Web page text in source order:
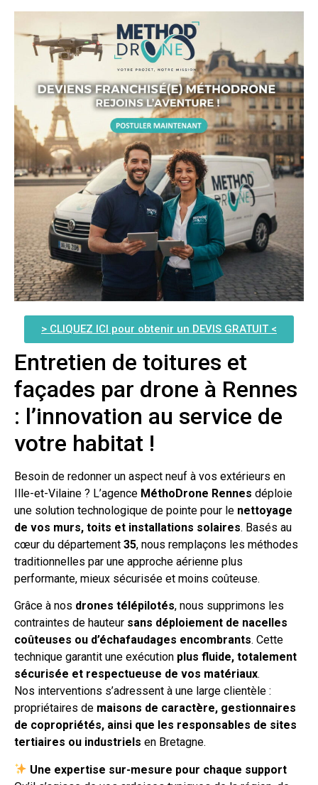
> CLIQUEZ ICI pour obtenir un DEVIS GRATUIT <
Entretien de toitures et
façades par drone à Rennes
: l’innovation au service de
votre habitat !
Besoin de redonner un aspect neuf à vos extérieurs en
Ille-et-Vilaine ? L’agence MéthoDrone Rennes déploie
une solution technologique de pointe pour le nettoyage
de vos murs, toits et installations solaires. Basés au
cœur du département 35, nous remplaçons les méthodes
traditionnelles par une approche aérienne plus
performante, mieux sécurisée et moins coûteuse.
Grâce à nos drones télépilotés, nous supprimons les
contraintes de hauteur sans déploiement de nacelles
coûteuses ou d’échafaudages encombrants. Cette
technique garantit une exécution plus fluide, totalement
sécurisée et respectueuse de vos matériaux.
Nos interventions s’adressent à une large clientèle :
propriétaires de maisons de caractère, gestionnaires
de copropriétés, ainsi que les responsables de sites
tertiaires ou industriels en Bretagne.
Une expertise sur-mesure pour chaque support